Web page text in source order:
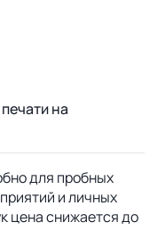
на
для пробных
и личных
цена снижается до